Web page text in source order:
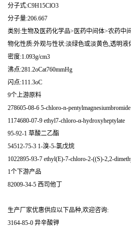
分子式:C9H15ClO3
分子量:206.667
类别:生物及医药化学品>医药中间体>农药中
物化性质:外观与性状:淡绿色或淡黄色,透明液
密度:1.093g/cm3
沸点:281.2oCat760mmHg
闪点:111.3oC
9个上游原料
278605-08-6 5-chloro-n-pentylmagnesiumbromide
1174680-07-9 ethyl7-chloro-α-hydroxyheptylate
95-92-1 草酸二乙酯
54512-75-3 1-溴-5-氯戊烷
1022895-93-7 ethyl(E)-7-chloro-2-((S)-2,2-
1个下游产品
82009-34-5 西司他丁
生产厂家优惠供应以下品种,欢迎咨询:
3164-85-0 异辛酸钾